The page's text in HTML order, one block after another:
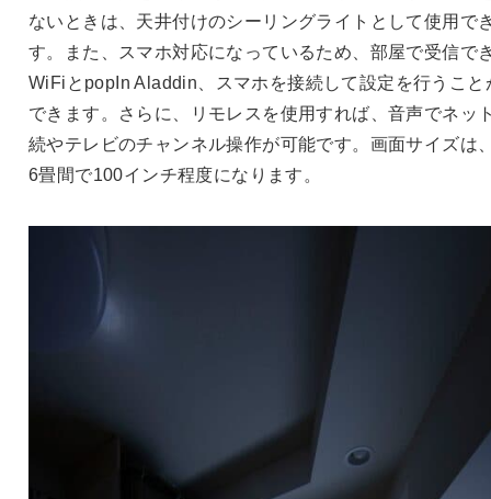
ないときは、天井付けのシーリングライトとして使用で
す。また、スマホ対応になっているため、部屋で受信で
WiFiとpopIn Aladdin、スマホを接続して設定を行うこと
できます。さらに、リモレスを使用すれば、音声でネッ
続やテレビのチャンネル操作が可能です。画面サイズは
6畳間で100インチ程度になります。